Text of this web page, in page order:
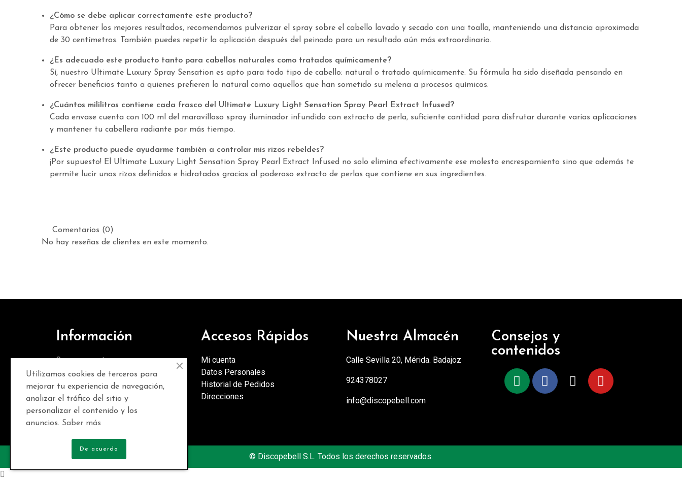
¿Cómo se debe aplicar correctamente este producto?
Para obtener los mejores resultados, recomendamos pulverizar el spray sobre el cabello lavado y secado con una toalla, manteniendo una distancia aproximada
de 30 centímetros. También puedes repetir la aplicación después del peinado para un resultado aún más extraordinario.
¿Es adecuado este producto tanto para cabellos naturales como tratados químicamente?
Sí, nuestro Ultimate Luxury Spray Sensation es apto para todo tipo de cabello: natural o tratado químicamente. Su fórmula ha sido diseñada pensando en
ofrecer beneficios tanto a quienes prefieren lo natural como aquellos que han sometido su melena a procesos químicos.
¿Cuántos mililitros contiene cada frasco del Ultimate Luxury Light Sensation Spray Pearl Extract Infused?
Cada envase cuenta con 100 ml del maravilloso spray iluminador infundido con extracto de perla, suficiente cantidad para disfrutar durante varias aplicaciones
y mantener tu cabellera radiante por más tiempo.
¿Este producto puede ayudarme también a controlar mis rizos rebeldes?
¡Por supuesto! El Ultimate Luxury Light Sensation Spray Pearl Extract Infused no solo elimina efectivamente ese molesto encrespamiento sino que además te
permite lucir unos rizos definidos e hidratados gracias al poderoso extracto de perlas que contiene en sus ingredientes.
Comentarios (0)
No hay reseñas de clientes en este momento.
Información
Conoce nuestra empresa
Conctacta con nosotros
Términos y Condiciones
Métodos de Pago
Envío y Entrega
Accesos Rápidos
Mi cuenta
Datos Personales
Historial de Pedidos
Direcciones
Nuestra Almacén
Calle Sevilla 20, Mérida. Badajoz
924378027
info@discopebell.com
Consejos y
contenidos
© Discopebell S.L. Todos los derechos reservados.

Utilizamos cookies de terceros para
mejorar tu experiencia de navegación,
analizar el tráfico del sitio y
personalizar el contenido y los
anuncios. Saber más
De acuerdo